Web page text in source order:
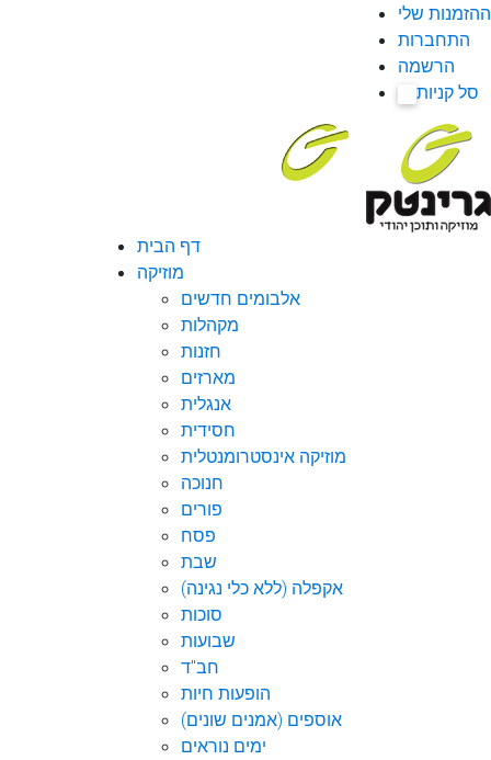
ההזמנות שלי
התחברות
הרשמה
סל קניות
דף הבית
מוזיקה
אלבומים חדשים
מקהלות
חזנות
מארזים
אנגלית
חסידית
מוזיקה אינסטרומנטלית
חנוכה
פורים
פסח
שבת
אקפלה (ללא כלי נגינה)
סוכות
שבועות
חב"ד
הופעות חיות
אוספים (אמנים שונים)
ימים נוראים